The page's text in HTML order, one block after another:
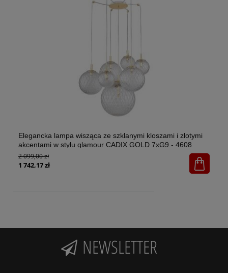
Elegancka lampa wisząca ze szklanymi kloszami i złotymi
akcentami w stylu glamour CADIX GOLD 7xG9 - 4608
2 099,00 zł
1 742,17 zł
NEWSLETTER